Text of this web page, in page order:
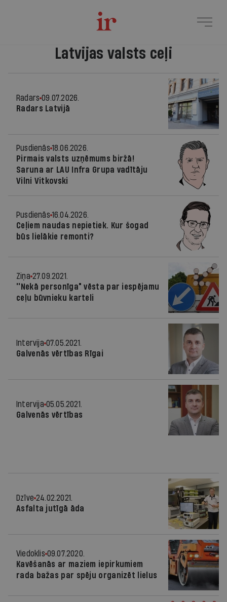
Latvijas valsts ceļi
Radars 09.07.2026.
Radars Latvijā
Pusdienās 18.06.2026.
Pirmais valsts uzņēmums biržā!
Saruna ar LAU Infra Grupa vadītāju
Vilni Vitkovski
Pusdienās 16.04.2026.
Ceļiem naudas nepietiek. Kur šogad
būs lielākie remonti?
Ziņa 27.09.2021.
''Nekā personīga" vēsta par iespējamu
ceļu būvnieku karteli
Intervija 07.05.2021.
Galvenās vērtības Rīgai
Intervija 05.05.2021.
Galvenās vērtības
Dzīve 24.02.2021.
Asfalta jutīgā āda
Viedoklis 09.07.2020.
Kavēšanās ar maziem iepirkumiem
rada bažas par spēju organizēt lielus